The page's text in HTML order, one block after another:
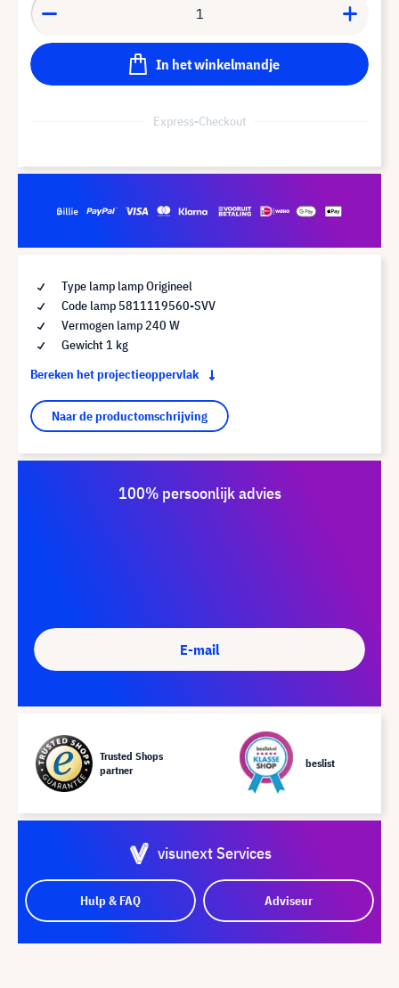
In het winkelmandje
Express-Checkout
Type lamp lamp Origineel
Code lamp 5811119560-SVV
Vermogen lamp 240 W
Gewicht 1 kg
Bereken het projectieoppervlak
Naar de productomschrijving
100% persoonlijk advies
E-mail
Trusted Shops
partner
beslist
visunext Services
Hulp & FAQ Adviseur